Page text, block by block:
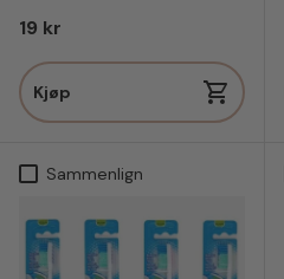
Vanlig pris
19 kr
Kjøp
Sammenlign